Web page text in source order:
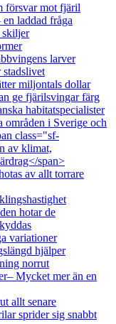
försvar mot fjäril
laddad fråga
skiljer
larver
miljontals dollar
ge fjärilsvingar färg
habitatspecialister
i Sverige och
class="sf-
av klimat,
span>
av allt torrare
hotar de
variationer
hjälper
norrut
Mycket mer än en
allt senare
sprider sig snabbt